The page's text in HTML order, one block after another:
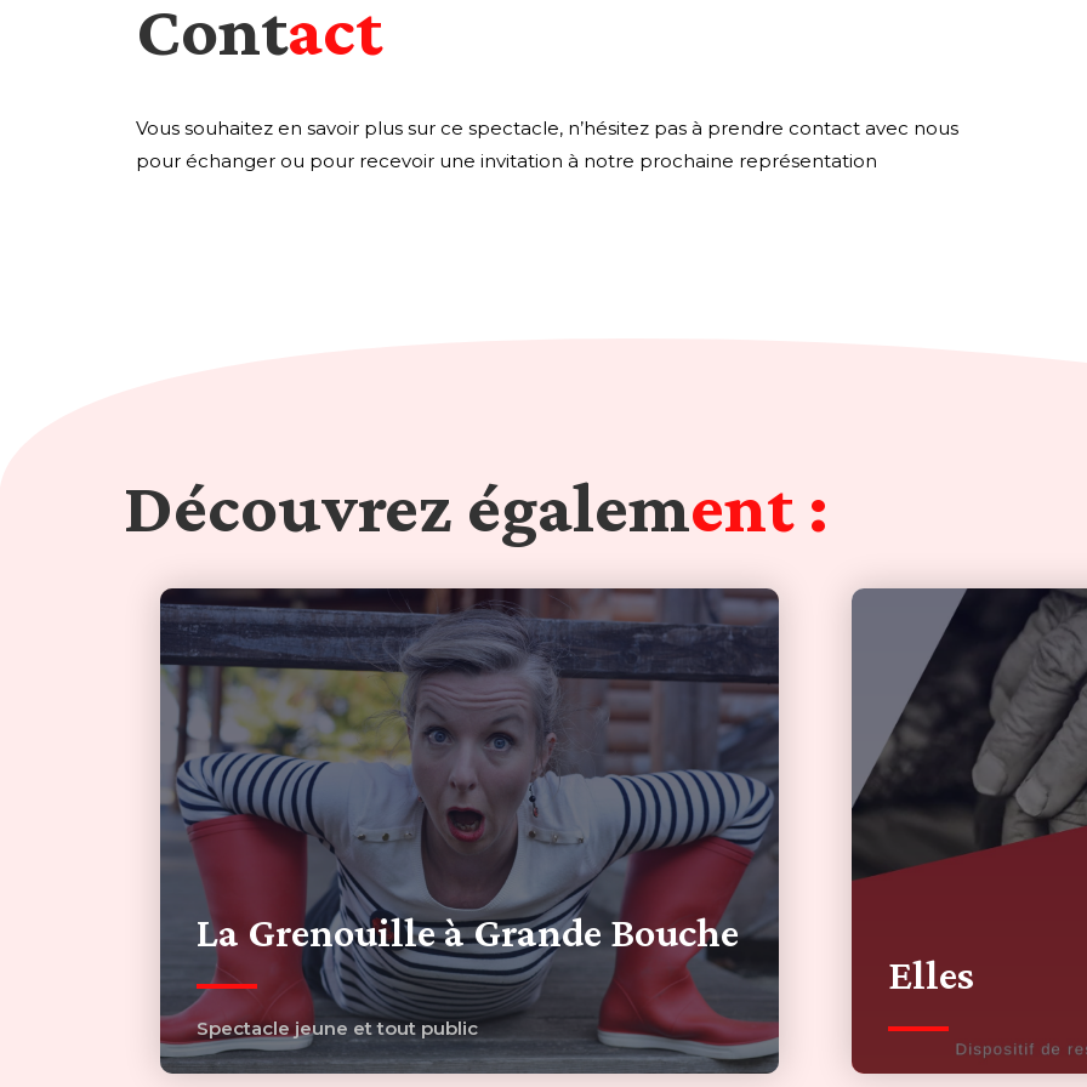
Contact
Vous souhaitez en savoir plus sur ce spectacle, n’hésitez pas à prendre contact avec nous
pour échanger ou pour recevoir une invitation à notre prochaine représentation
Découvrez également :
La Grenouille à Grande Bouche
Spectacle jeune et tout public
Elles